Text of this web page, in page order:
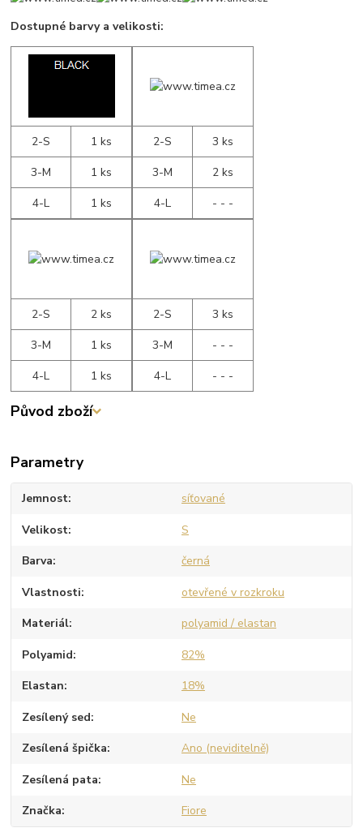
Dostupné barvy a velikosti:
2-S
1 ks
3-M
1 ks
4-L
1 ks
2-S
3 ks
3-M
2 ks
4-L
- - -
2-S
2 ks
3-M
1 ks
4-L
1 ks
2-S
3 ks
3-M
- - -
4-L
- - -
Původ zboží
Parametry
Jemnost síťované
Velikost S
Barva černá
Vlastnosti otevřené v rozkroku
Materiál polyamid / elastan
Polyamid 82%
Elastan 18%
Zesílený sed Ne
Zesílená špička Ano (neviditelně)
Zesílená pata Ne
Značka Fiore